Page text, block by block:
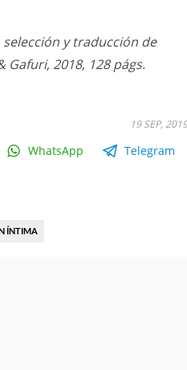
selección y traducción de
2018, 128 págs.
WhatsApp Telegram
19 SEP, 2019
ÍNTIMA